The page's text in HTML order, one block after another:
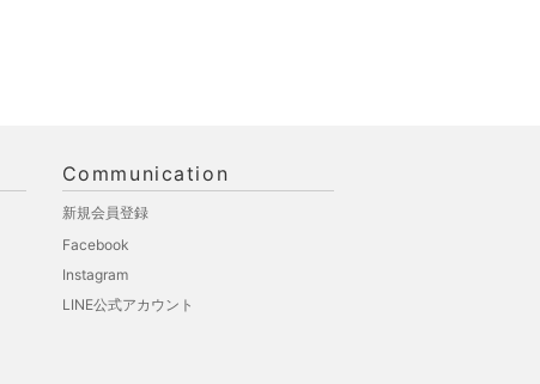
Communication
新規会員登録
Facebook
Instagram
LINE公式アカウント